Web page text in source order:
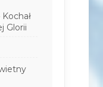
Glorii